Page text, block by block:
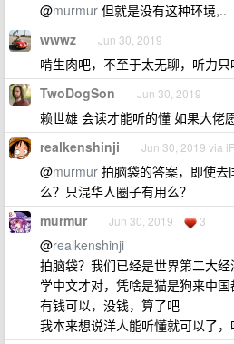
@murmur 但就是没有这种环境,..
wwwz Jun 30, 2019
啃生肉吧，不至于太无聊，听力
TwoDogSon Jun 30, 2019
赖世雄 会读才能听的懂 如果大佬
realkenshinji Jun 30, 2019 via
@murmur 拍脑袋的答案，即使
么？只混华人圈子有用么？
murmur Jun 30, 2019 3
@realkenshinji
拍脑袋？我们已经是世界第二大
学中文才对，凭啥是猫是狗来中
有钱可以，没钱，算了吧
我本来想说洋人能听懂就可以了